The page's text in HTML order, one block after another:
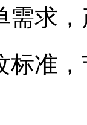
需求
标准